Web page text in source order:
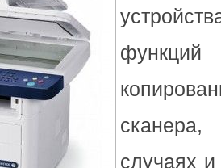
случаях